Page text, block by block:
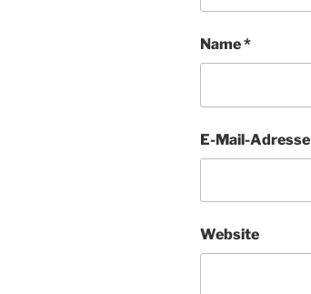
Name*
E-Mail-Adresse
Website